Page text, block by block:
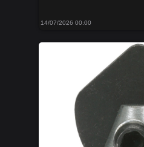
14/07/2026 00:00